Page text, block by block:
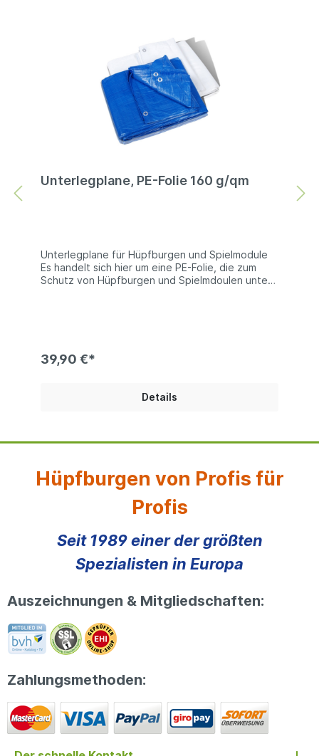
Unterlegplane, PE-Folie 160 g/qm
Unterlegplane für Hüpfburgen und Spielmodule
Es handelt sich hier um eine PE-Folie, die zum
Schutz von Hüpfburgen und Spielmdoulen unter
verstärkender Gewebeeinlage | alle 100 cm
umlaufend geöst Bei den Produktfotos handelt
Ware kann abweichen.
39,90 €*
Details
Hüpfburgen von Profis für
Profis
Seit 1989 einer der größten
Spezialisten in Europa
Auszeichnungen & Mitgliedschaften:
Zahlungsmethoden: